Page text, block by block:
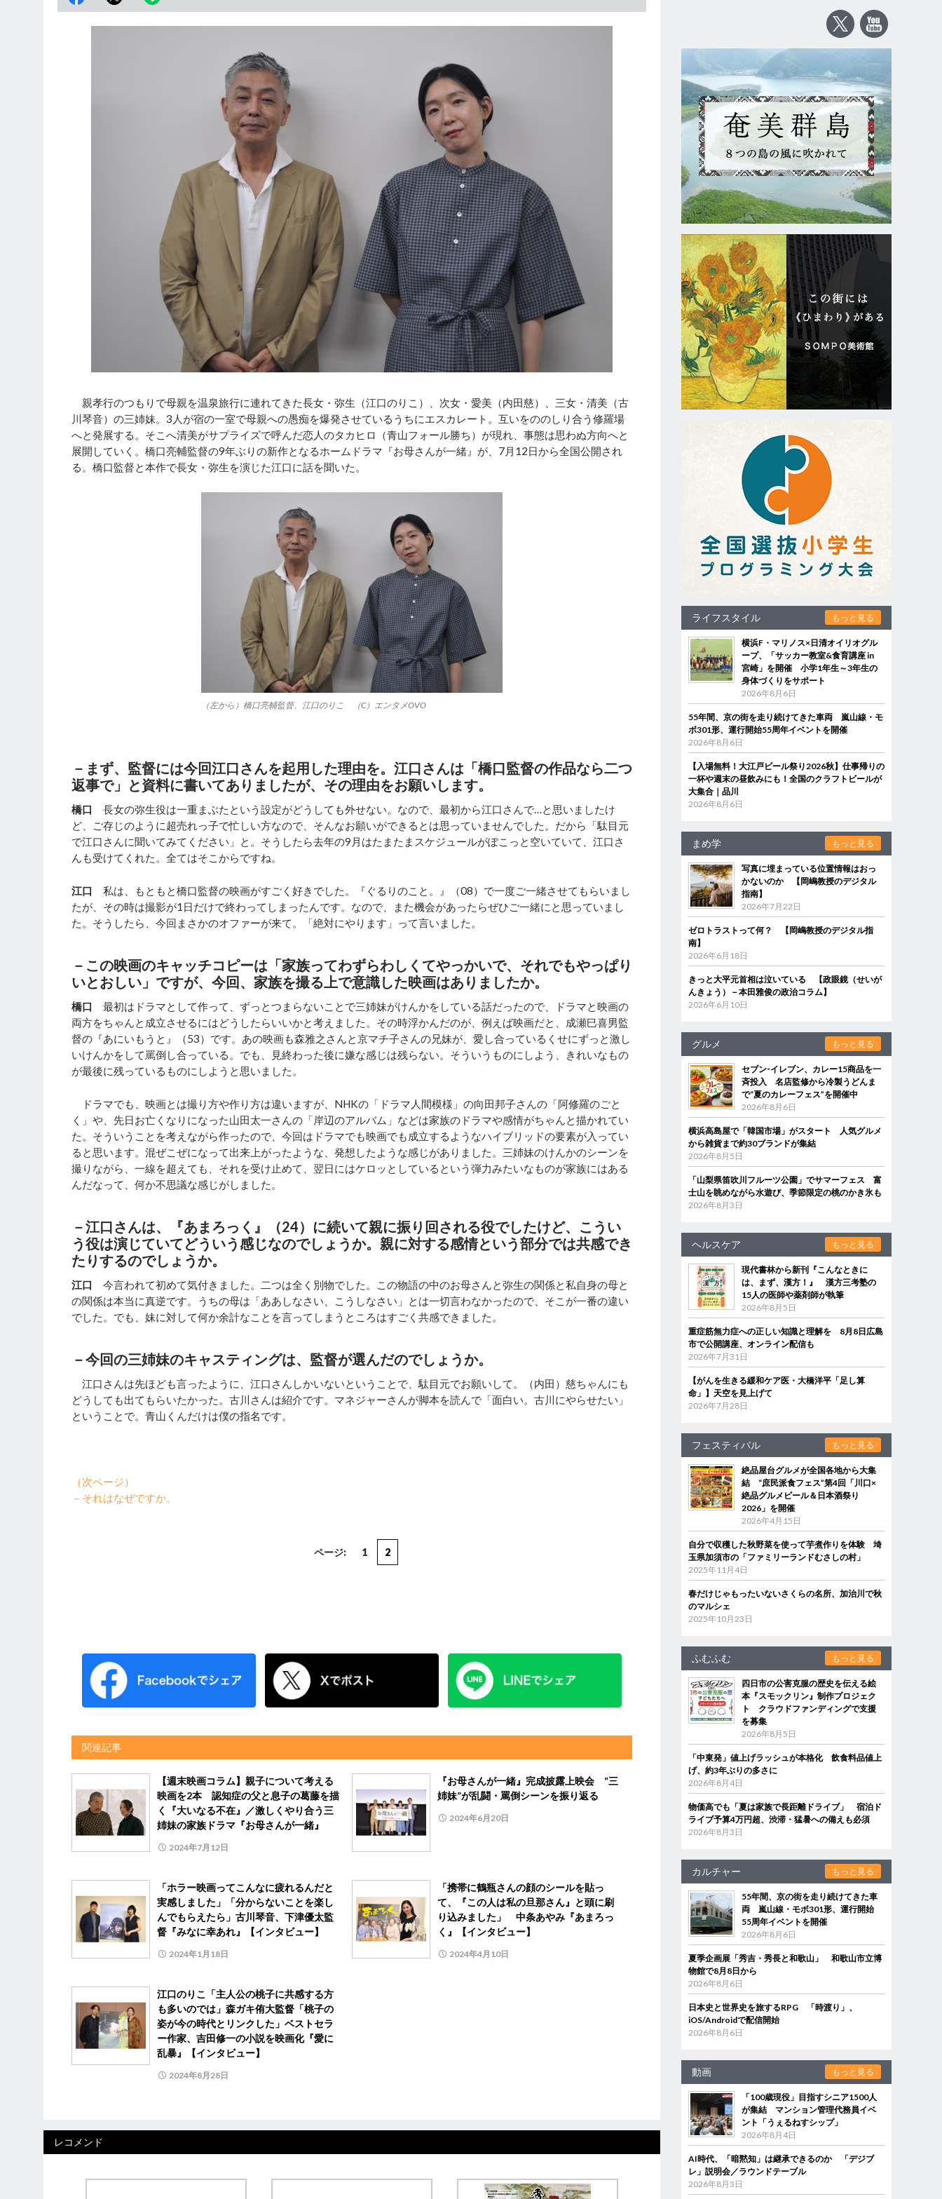
親孝行のつもりで母親を温泉旅行に連れてきた長女・弥生（江口のりこ）、次女・愛美（内田慈）、三女・清美（古
川琴音）の三姉妹。3人が宿の一室で母親への愚痴を爆発させているうちにエスカレート。互いをののしり合う修羅場
へと発展する。そこへ清美がサプライズで呼んだ恋人のタカヒロ（青山フォール勝ち）が現れ、事態は思わぬ方向へと
展開していく。橋口亮輔監督の9年ぶりの新作となるホームドラマ『お母さんが一緒』が、7月12日から全国公開され
る。橋口監督と本作で長女・弥生を演じた江口に話を聞いた。
（左から）橋口亮輔監督、江口のりこ （C）エンタメOVO
－まず、監督には今回江口さんを起用した理由を。江口さんは「橋口監督の作品なら二つ
返事で」と資料に書いてありましたが、その理由をお願いします。
橋口
長女の弥生役は一重まぶたという設定がどうしても外せない。なので、最初から江口さんで…と思いましたけ
ど、ご存じのように超売れっ子で忙しい方なので、そんなお願いができるとは思っていませんでした。だから「駄目元
で江口さんに聞いてみてください」と。そうしたら去年の9月はたまたまスケジュールがぽこっと空いていて、江口さ
んも受けてくれた。全てはそこからですね。
江口
私は、もともと橋口監督の映画がすごく好きでした。『ぐるりのこと。』（08）で一度ご一緒させてもらいまし
たが、その時は撮影が1日だけで終わってしまったんです。なので、また機会があったらぜひご一緒にと思っていまし
た。そうしたら、今回まさかのオファーが来て。「絶対にやります」って言いました。
－この映画のキャッチコピーは「家族ってわずらわしくてやっかいで、それでもやっぱり
いとおしい」ですが、今回、家族を撮る上で意識した映画はありましたか。
橋口
最初はドラマとして作って、ずっとつまらないことで三姉妹がけんかをしている話だったので、ドラマと映画の
両方をちゃんと成立させるにはどうしたらいいかと考えました。その時浮かんだのが、例えば映画だと、成瀬巳喜男監
督の『あにいもうと』（53）です。あの映画も森雅之さんと京マチ子さんの兄妹が、愛し合っているくせにずっと激し
いけんかをして罵倒し合っている。でも、見終わった後に嫌な感じは残らない。そういうものにしよう、きれいなもの
が最後に残っているものにしようと思いました。
ドラマでも、映画とは撮り方や作り方は違いますが、NHKの「ドラマ人間模様」の向田邦子さんの「阿修羅のごと
く」や、先日お亡くなりになった山田太一さんの「岸辺のアルバム」などは家族のドラマや感情がちゃんと描かれてい
た。そういうことを考えながら作ったので、今回はドラマでも映画でも成立するようなハイブリッドの要素が入ってい
ると思います。混ぜこぜになって出来上がったような、発想したような感じがありました。三姉妹のけんかのシーンを
撮りながら、一線を超えても、それを受け止めて、翌日にはケロッとしているという弾力みたいなものが家族にはある
んだなって、何か不思議な感じがしました。
－江口さんは、『あまろっく』（24）に続いて親に振り回される役でしたけど、こうい
う役は演じていてどういう感じなのでしょうか。親に対する感情という部分では共感でき
たりするのでしょうか。
江口
今言われて初めて気付きました。二つは全く別物でした。この物語の中のお母さんと弥生の関係と私自身の母と
の関係は本当に真逆です。うちの母は「ああしなさい、こうしなさい」とは一切言わなかったので、そこが一番の違い
でした。でも、妹に対して何か余計なことを言ってしまうところはすごく共感できました。
－今回の三姉妹のキャスティングは、監督が選んだのでしょうか。
江口さんは先ほども言ったように、江口さんしかいないということで、駄目元でお願いして。（内田）慈ちゃんにも
どうしても出てもらいたかった。古川さんは紹介です。マネジャーさんが脚本を読んで「面白い。古川にやらせたい」
ということで。青山くんだけは僕の指名です。
（次ページ）
－それはなぜですか。
ページ: 1 2
関連記事
【週末映画コラム】親子について考える
映画を2本 認知症の父と息子の葛藤を描
く『大いなる不在』／激しくやり合う三
姉妹の家族ドラマ『お母さんが一緒』
2024年7月12日
『お母さんが一緒』完成披露上映会 “三
姉妹”が乱闘・罵倒シーンを振り返る
2024年6月20日
「ホラー映画ってこんなに疲れるんだと
実感しました」「分からないことを楽し
んでもらえたら」古川琴音、下津優太監
督『みなに幸あれ』【インタビュー】
2024年1月18日
「携帯に鶴瓶さんの顔のシールを貼っ
て、『この人は私の旦那さん』と頭に刷
り込みました」 中条あやみ『あまろっ
く』【インタビュー】
2024年4月10日
江口のりこ「主人公の桃子に共感する方
も多いのでは」森ガキ侑大監督「桃子の
姿が今の時代とリンクした」ベストセラ
ー作家、吉田修一の小説を映画化『愛に
乱暴』【インタビュー】
2024年8月28日
レコメンド
ライフスタイル もっと見る
横浜F・マリノス×日清オイリオグル
ープ、「サッカー教室&食育講座 in
宮崎」を開催 小学1年生～3年生の
身体づくりをサポート
2026年8月6日
55年間、京の街を走り続けてきた車両 嵐山線・モ
ボ301形、運行開始55周年イベントを開催
2026年8月6日
【入場無料！大江戸ビール祭り2026秋】仕事帰りの
一杯や週末の昼飲みにも！全国のクラフトビールが
大集合｜品川
2026年8月6日
まめ学 もっと見る
写真に埋まっている位置情報はおっ
かないのか 【岡嶋教授のデジタル
指南】
2026年7月22日
ゼロトラストって何？ 【岡嶋教授のデジタル指
南】
2026年6月18日
きっと大平元首相は泣いている 【政眼鏡（せいが
んきょう）－本田雅俊の政治コラム】
2026年6月10日
グルメ もっと見る
セブン‐イレブン、カレー15商品を一
斉投入 名店監修から冷製うどんま
で“夏のカレーフェス”を開催中
2026年8月6日
横浜高島屋で「韓国市場」がスタート 人気グルメ
から雑貨まで約30ブランドが集結
2026年8月5日
「山梨県笛吹川フルーツ公園」でサマーフェス 富
士山を眺めながら水遊び、季節限定の桃のかき氷も
2026年8月3日
ヘルスケア もっと見る
現代書林から新刊『こんなときに
は、まず、漢方！』 漢方三考塾の
15人の医師や薬剤師が執筆
2026年8月5日
重症筋無力症への正しい知識と理解を 8月8日広島
市で公開講座、オンライン配信も
2026年7月31日
【がんを生きる緩和ケア医・大橋洋平「足し算
命」】天空を見上げて
2026年7月28日
フェスティバル もっと見る
絶品屋台グルメが全国各地から大集
結 “庶民派食フェス”第4回「川口×
絶品グルメビール＆日本酒祭り
2026」を開催
2026年4月15日
自分で収穫した秋野菜を使って芋煮作りを体験 埼
玉県加須市の「ファミリーランドむさしの村」
2025年11月4日
春だけじゃもったいないさくらの名所、加治川で秋
のマルシェ
2025年10月23日
ふむふむ もっと見る
四日市の公害克服の歴史を伝える絵
本『スモックリン』制作プロジェク
ト クラウドファンディングで支援
を募集
2026年8月5日
「中東発」値上げラッシュが本格化 飲食料品値上
げ、約3年ぶりの多さに
2026年8月4日
物価高でも「夏は家族で長距離ドライブ」 宿泊ド
ライブ予算4万円超、渋滞・猛暑への備えも必須
2026年8月3日
カルチャー もっと見る
55年間、京の街を走り続けてきた車
両 嵐山線・モボ301形、運行開始
55周年イベントを開催
2026年8月6日
夏季企画展「秀吉・秀長と和歌山」 和歌山市立博
物館で8月8日から
2026年8月6日
日本史と世界史を旅するRPG 「時渡り」、
iOS/Androidで配信開始
2026年8月6日
動画 もっと見る
「100歳現役」目指すシニア1500人
が集結 マンション管理代務員イベ
ント「うぇるねすシップ」
2026年8月4日
AI時代、「暗黙知」は継承できるのか 「デジブ
レ」説明会／ラウンドテーブル
2026年8月3日